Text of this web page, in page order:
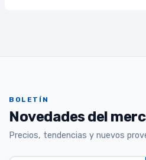
BOLETÍN
Novedades del
Precios, tendencias y nuevos